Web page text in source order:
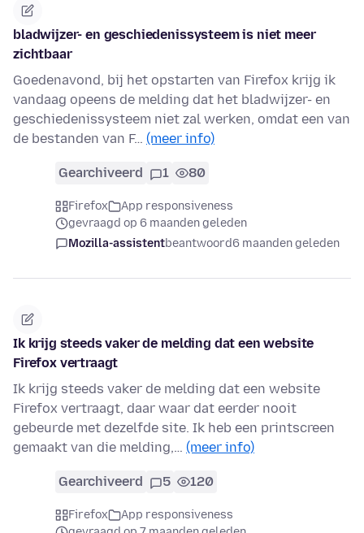
bladwijzer- en geschiedenissysteem is niet meer
zichtbaar
Goedenavond, bij het opstarten van Firefox krijg ik
vandaag opeens de melding dat het bladwijzer- en
geschiedenissysteem niet zal werken, omdat een van
de bestanden van F… (meer info)
Gearchiveerd 1 80
Firefox
App responsiveness
gevraagd op 6 maanden geleden
Mozilla-assistentbeantwoord6 maanden geleden
Ik krijg steeds vaker de melding dat een website
Firefox vertraagt
Ik krijg steeds vaker de melding dat een website
Firefox vertraagt, daar waar dat eerder nooit
gebeurde met dezelfde site. Ik heb een printscreen
gemaakt van die melding,… (meer info)
Gearchiveerd 5 120
Firefox
App responsiveness